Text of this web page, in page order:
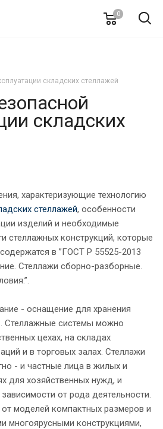
0
складских стеллажей
складских
характеризующие технологию
стеллажей, особенности
изделий и необходимые
стеллажных конструкций, которые
в ”ГОСТ Р 55525-2013
Стеллажи сборно-разборные.
- оснащение для хранения
Стеллажные системы можно
цехах, на складах
и в торговых залах. Стеллажи
- и частные лица в жилых и
для хозяйственных нужд, и
от рода деятельности.
моделей компактных размеров и
многоярусными конструкциями,